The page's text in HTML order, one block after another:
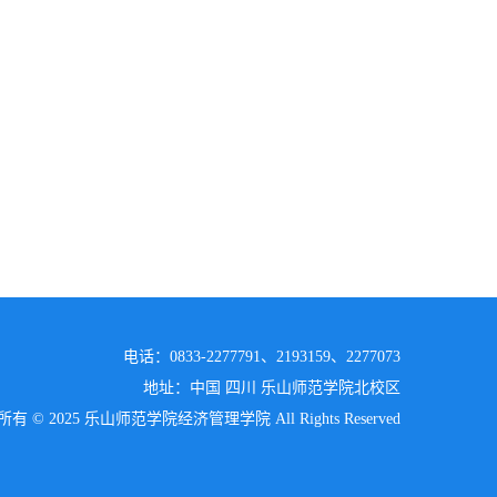
电话：0833-2277791、2193159、2277073
地址：中国 四川 乐山师范学院北校区
有 © 2025 乐山师范学院经济管理学院 All Rights Reserved